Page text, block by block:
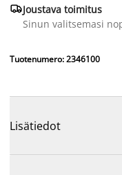
Joustava toimitus
Sinun valitsemasi
Tuotenumero: 2346100
Lisätiedot